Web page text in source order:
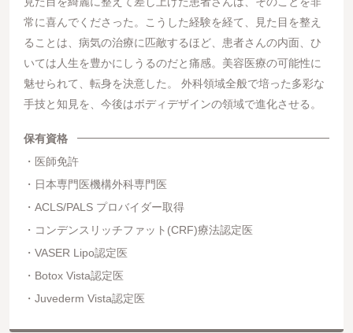
常に喜んでくださった。こうした経験を経て、見た目を整え
ることは、病気の治療に匹敵するほど、患者さんの内面、ひ
いては人生を豊かにしうるのだと痛感。美容医療の可能性に
魅せられて、転身を決意した。 外科領域全般で培った多彩な
手技と知見を、今後はボディデザインの領域で進化させる。
保有資格
医師免許
日本専門医機構外科専門医
ACLS/PALS プロバイダー取得
コンデンスリッチファット(CRF)療法認定医
VASER Lipo認定医
Botox Vista認定医
Juvederm Vista認定医